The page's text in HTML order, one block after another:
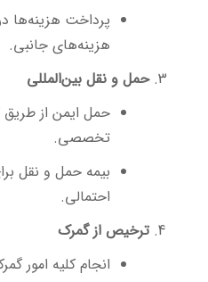
پرداخت هزینه‌ها
هزینه‌های جانبی.
حمل و نقل بین‌المللی
حمل ایمن از طریق
تخصصی.
بیمه حمل و نقل
احتمالی.
ترخیص از گمرک
انجام کلیه امور